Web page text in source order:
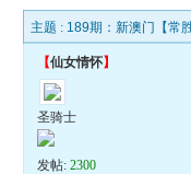
主题 : 189期：新澳门【常
【仙女情怀】
圣骑士
发帖:2300